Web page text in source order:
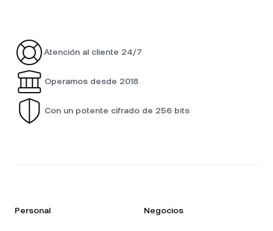
Atención al cliente 24/7
Operamos desde 2018
Con un potente cifrado de 256 bits
Personal Negocios